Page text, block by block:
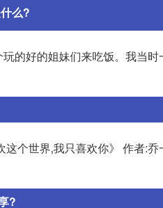
么?
的好的姐妹们来吃饭。我当
个世界,我只喜欢你》 作者:
?